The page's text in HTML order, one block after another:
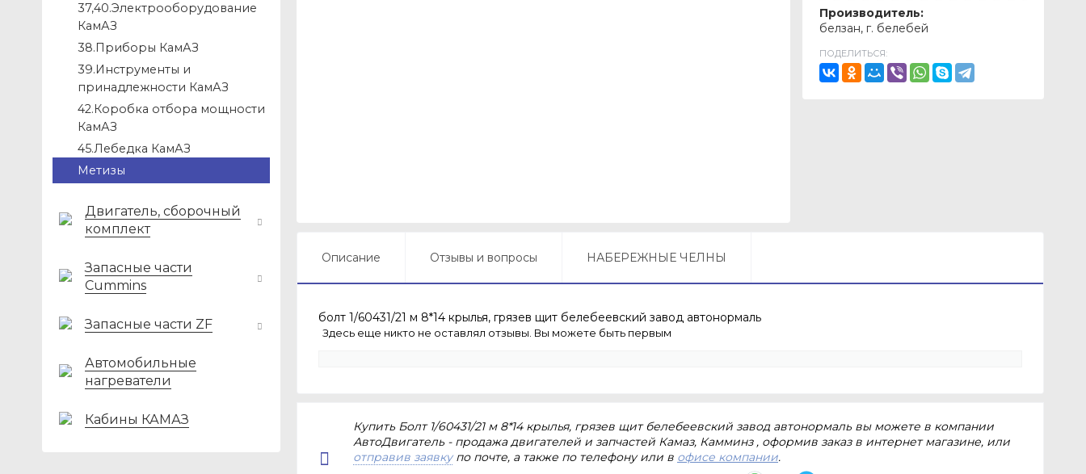
37,40.Электрооборудование
КамАЗ
38.Приборы КамАЗ
39.Инструменты и
принадлежности КамАЗ
42.Коробка отбора мощности
КамАЗ
45.Лебедка КамАЗ
Метизы
Двигатель, сборочный
комплект
Запасные части
Cummins
Запасные части ZF
Автомобильные
нагреватели
Кабины КАМАЗ
Производитель:
белзан, г. белебей
ПОДЕЛИТЬСЯ:
Описание Отзывы и вопросы НАБЕРЕЖНЫЕ ЧЕЛНЫ
болт 1/60431/21 м 8*14 крылья, грязев щит белебеевский завод автонормаль
Здесь еще никто не оставлял отзывы. Вы можете быть первым
Купить Болт 1/60431/21 м 8*14 крылья, грязев щит белебеевский завод автонормаль вы можете в компании
АвтоДвигатель - продажа двигателей и запчастей Камаз, Камминз , оформив заказ в интернет магазине, или
отправив заявкупо почте, а также по телефону или в офисе компании.